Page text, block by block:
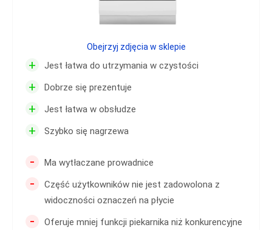
+ Jest łatwa do utrzymania w czystości
+ Dobrze się prezentuje
+ Jest łatwa w obsłudze
+ Szybko się nagrzewa
- Ma wytłaczane prowadnice
-
Część użytkowników nie jest zadowolona z
widoczności oznaczeń na płycie
-
Oferuje mniej funkcji piekarnika niż konkurencyjne
Obejrzyj zdjęcia w sklepie